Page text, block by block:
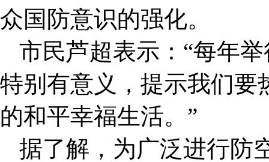
众国防意识的强化。
市民芦超表示： “每年
特别有意义，提示我们要
的和平幸福生活。”
据了解，为广泛进行防